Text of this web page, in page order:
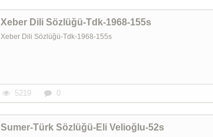
Xeber Dili Sözlüğü-Tdk-1968-155s
Xeber Dili Sözlüğü-Tdk-1968-155s
5219 0
Sumer-Türk Sözlüğü-Eli Velioğlu-52s